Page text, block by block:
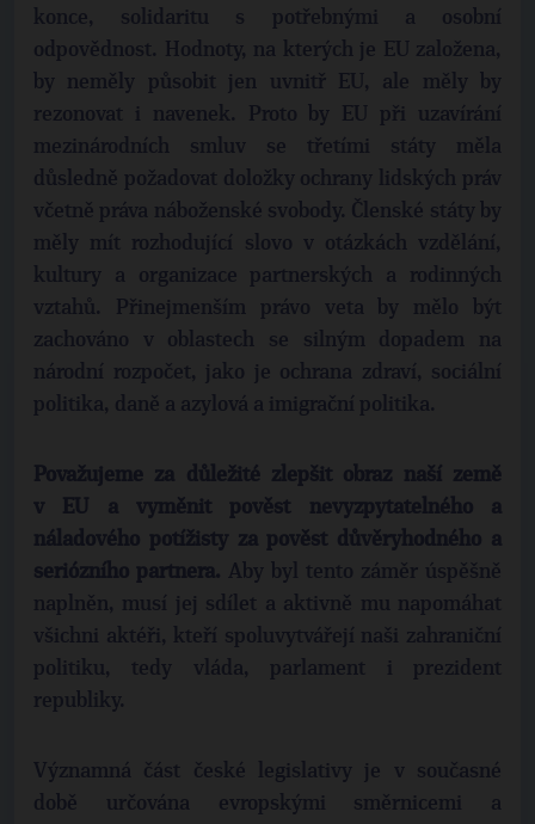
konce, solidaritu s potřebnými a osobní
odpovědnost. Hodnoty, na kterých je EU založena,
by neměly působit jen uvnitř EU, ale měly by
rezonovat i navenek. Proto by EU při uzavírání
mezinárodních smluv se třetími státy měla
důsledně požadovat doložky ochrany lidských práv
včetně práva náboženské svobody. Členské státy by
měly mít rozhodující slovo v otázkách vzdělání,
kultury a organizace partnerských a rodinných
vztahů. Přinejmenším právo veta by mělo být
zachováno v oblastech se silným dopadem na
národní rozpočet, jako je ochrana zdraví, sociální
politika, daně a azylová a imigrační politika.
Považujeme za důležité zlepšit obraz naší země
v EU a vyměnit pověst nevyzpytatelného a
náladového potížisty za pověst důvěryhodného a
seriózního partnera. Aby byl tento záměr úspěšně
naplněn, musí jej sdílet a aktivně mu napomáhat
všichni aktéři, kteří spoluvytvářejí naši zahraniční
politiku, tedy vláda, parlament i prezident
republiky.
Významná část české legislativy je v současné
době určována evropskými směrnicemi a